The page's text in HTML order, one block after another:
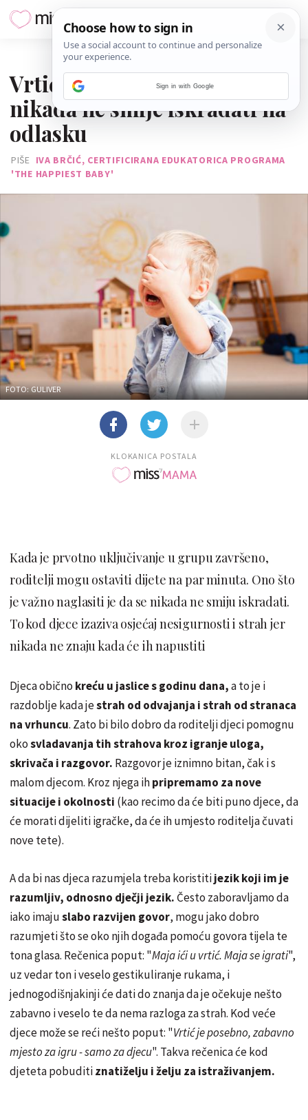
Vrtić bez suza: Roditelj se
nikada ne smije iskradati na
odlasku
PIŠE IVA BRČIĆ, CERTIFICIRANA EDUKATORICA PROGRAMA
'THE HAPPIEST BABY'
FOTO: GULIVER
KLOKANICA POSTALA
Kada je prvotno uključivanje u grupu završeno,
roditelji mogu ostaviti dijete na par minuta. Ono što
je važno naglasiti je da se nikada ne smiju iskradati.
To kod djece izaziva osjećaj nesigurnosti i strah jer
nikada ne znaju kada će ih napustiti
Djeca obično kreću u jaslice s godinu dana,a to je i
razdoblje kada jestrah od odvajanja i strah od stranaca
na vrhuncu. Zato bi bilo dobro da roditelji djeci pomognu
okosvladavanja tih strahova kroz igranje uloga,
skrivača i razgovor. Razgovor je iznimno bitan, čak i s
malom djecom. Kroz njega ihpripremamo za nove
situacije i okolnosti (kao recimo da će biti puno djece, da
će morati dijeliti igračke, da će ih umjesto roditelja čuvati
nove tete).
A da bi nas djeca razumjela treba koristitijezik koji im je
razumljiv, odnosno dječji jezik. Često zaboravljamo da
iako imajuslabo razvijen govor, mogu jako dobro
razumjeti što se oko njih događa pomoću govora tijela te
tona glasa. Rečenica poput: "Maja ići u vrtić. Maja se igrati",
uz vedar ton i veselo gestikuliranje rukama, i
jednogodišnjakinji će dati do znanja da je očekuje nešto
zabavno i veselo te da nema razloga za strah. Kod veće
djece može se reći nešto poput: "Vrtić je posebno, zabavno
mjesto za igru - samo za djecu". Takva rečenica će kod
djeteta pobuditiznatiželju i želju za istraživanjem.
Sign in with Google